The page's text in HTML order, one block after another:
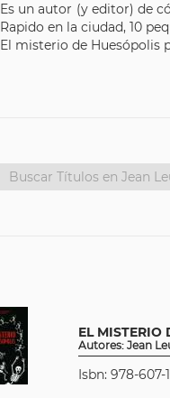
Es un autor (y editor) de
Rapido en la ciudad, 10
El misterio de Huesópolis
EL MISTERIO
Autores: Jean
Isbn: 978-607-